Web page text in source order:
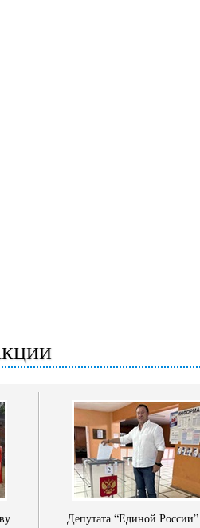
Депутата “Единой